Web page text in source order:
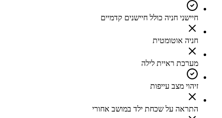
חיישני חניה כולל חיישנים קדמיים
חניה אוטומטית
מערכת ראיית לילה
זיהוי מצב עייפות
התראה על שכחת ילד במושב אחורי